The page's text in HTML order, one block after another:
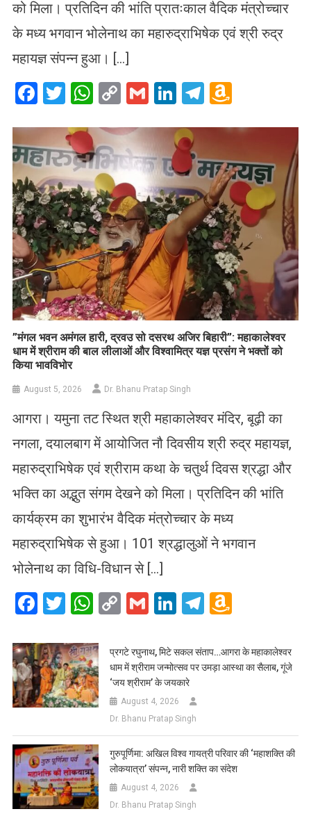
को मिला। प्रतिदिन की भांति प्रातःकाल वैदिक मंत्रोच्चार
के मध्य भगवान भोलेनाथ का महारुद्राभिषेक एवं श्री रुद्र
महायज्ञ संपन्न हुआ। […]
Facebook
Twitter
WhatsApp
CopyGmailLinkedIn
Telegram
List
​”मंगल भवन अमंगल हारी, द्रवउ सो दसरथ अजिर बिहारी”: महाकालेश्वर
धाम में श्रीराम की बाल लीलाओं और विश्वामित्र यज्ञ प्रसंग ने भक्तों को
किया भावविभोर
August 5, 2026 Dr. Bhanu Pratap Singh
आगरा। यमुना तट स्थित श्री महाकालेश्वर मंदिर, बूढ़ी का
नगला, दयालबाग में आयोजित नौ दिवसीय श्री रुद्र महायज्ञ,
महारुद्राभिषेक एवं श्रीराम कथा के चतुर्थ दिवस श्रद्धा और
भक्ति का अद्भुत संगम देखने को मिला। प्रतिदिन की भांति
कार्यक्रम का शुभारंभ वैदिक मंत्रोच्चार के मध्य
महारुद्राभिषेक से हुआ। 101 श्रद्धालुओं ने भगवान
भोलेनाथ का विधि-विधान से […]
Facebook
Twitter
WhatsApp
CopyGmailLinkedIn
Telegram
List
प्रगटे रघुनाथ, मिटे सकल संताप…आगरा के महाकालेश्वर
धाम में श्रीराम जन्मोत्सव पर उमड़ा आस्था का सैलाब, गूंजे
‘जय श्रीराम’ के जयकारे
August 4, 2026
Dr. Bhanu Pratap Singh
गुरुपूर्णिमा: अखिल विश्व गायत्री परिवार की ‘महाशक्ति की
लोकयात्रा’ संपन्न, नारी शक्ति का संदेश
August 4, 2026
Dr. Bhanu Pratap Singh